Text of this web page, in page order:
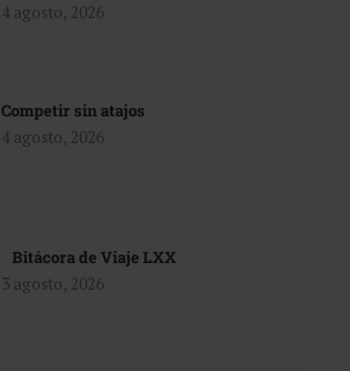
4 agosto, 2026
Competir sin atajos
4 agosto, 2026
Bitácora de Viaje LXX
3 agosto, 2026